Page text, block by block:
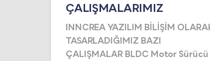
ÇALIŞMALARIMIZ
INNCREA YAZILIM BİLİŞİM
TASARLADIĞIMIZ BAZI
ÇALIŞMALAR BLDC Motor Sürücü